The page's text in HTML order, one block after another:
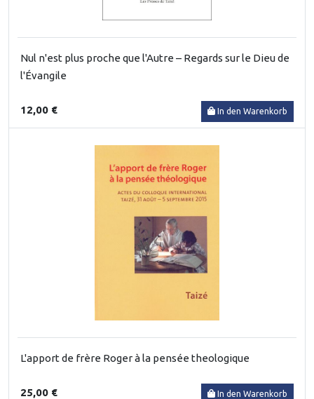
Nul n'est plus proche que l'Autre – Regards sur le Dieu de
l'Évangile
12,00 € In den Warenkorb
L'apport de frère Roger à la pensée theologique
25,00 € In den Warenkorb